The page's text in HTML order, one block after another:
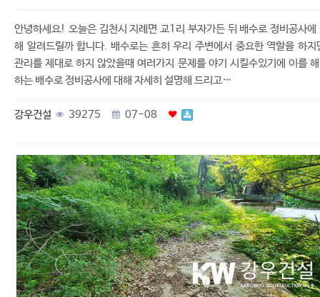
안녕하세요! 오늘은 김천시 지례면 교1리 부자가든 뒤 배수로 정비공사에
해 알려드릴까 합니다. 배수로는 흔히 우리 주변에서 중요한 역할을 하지
관리를 제대로 하지 않았을때 여러가지 문제를 야기 시킬수있기에 이를
하는 배수로 정비공사에 대해 자세히 설명해 드리고…
강우건설 39275 07-08